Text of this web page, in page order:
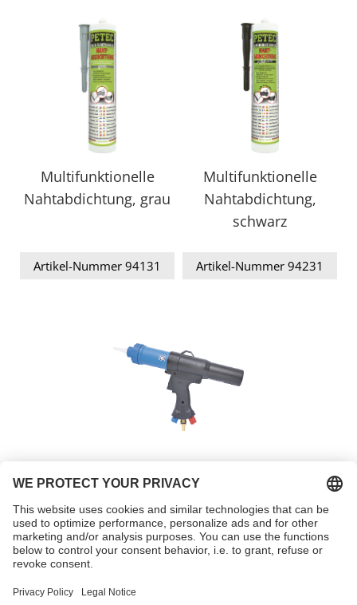
Multifunktionelle
Nahtabdichtung, grau
Artikel-Nummer 94131
Multifunktionelle
Nahtabdichtung,
schwarz
Artikel-Nummer 94231
Teleskop-
Druckluftpistole,
Multipress